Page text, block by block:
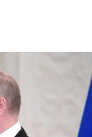
2017 года
войны назначило
суровикин.
министерства
был командующим